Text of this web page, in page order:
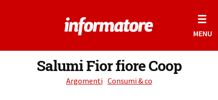
☰
MENU
Salumi Fior fiore Coop
Argomenti Consumi & co